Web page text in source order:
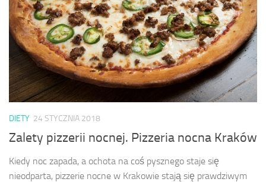
DIETY 24 STYCZNIA 2018
Zalety pizzerii nocnej. Pizzeria nocna Kraków
Kiedy noc zapada, a ochota na coś pysznego staje się
nieodparta, pizzerie nocne w Krakowie stają się prawdziwym